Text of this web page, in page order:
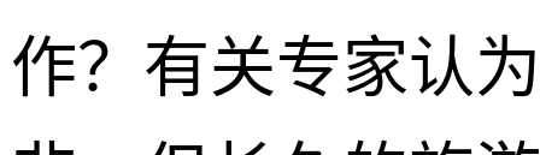
作？有关专家认